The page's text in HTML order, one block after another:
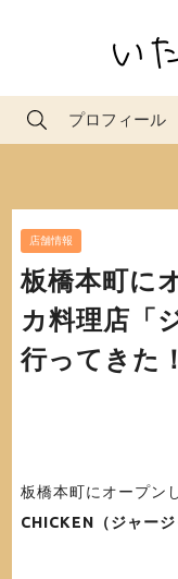
プロフィール
店舗情報
板橋本町に
カ料理店「
行ってきた！
板橋本町にオープン
CHICKEN（ジャージ